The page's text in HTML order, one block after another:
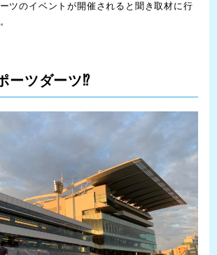
ツのイベントが開催されると聞き取材に行
ーツダーツ⁉